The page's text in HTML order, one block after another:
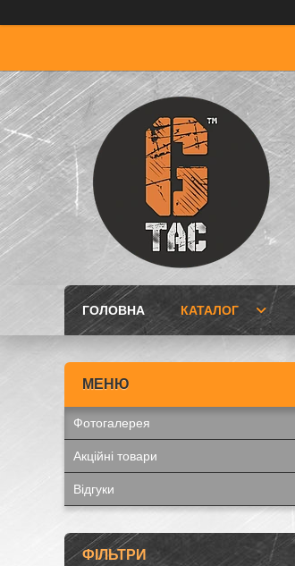
ГОЛОВНА КАТАЛОГ
Фотогалерея
Акційні товари
Відгуки
ФІЛЬТРИ